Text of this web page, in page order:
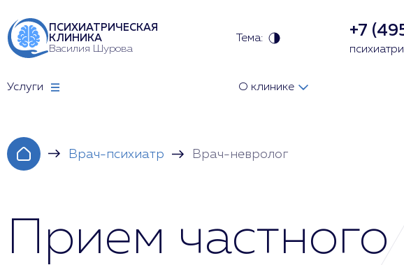
ПСИХИАТРИЧЕСКАЯ
КЛИНИКА
Василия Шурова
Тема: +7
Услуги О клинике
Врач-психиатр Врач-невролог
Прием